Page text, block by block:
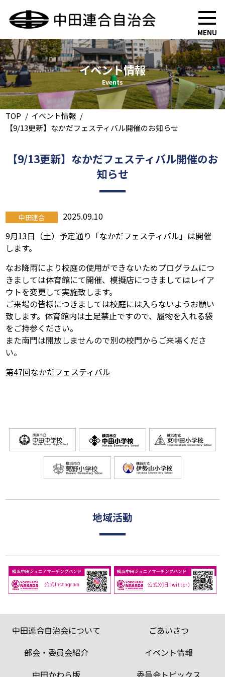
MENU
イベント情報
Events
TOP
イベント情報
【9/13更新】なかだフェスティバル開催のお知らせ
【9/13更新】なかだフェスティバル開催のお
知らせ
中田連合
2025.09.10
9月13日（土）予定通り「なかだフェスティバル」は開催
します。
なお降雨により校庭の使用ができないためプログラムにつ
きましては体育館にて開催、模擬店につきましてはレイア
ウトを変更して実施致します。
ご来場の皆様につきましては校庭には入らないようお願い
致します。体育館内は土足禁止ですので、履物を入れる袋
をご持参ください。
また南門は開放しませんので別の校門からご来場くださ
い。
第47回なかだフェスティバル
地域活動
中田連合自治会について
ごあいさつ
部会・委員会紹介
イベント情報
中田かわら版
委員会トピックス